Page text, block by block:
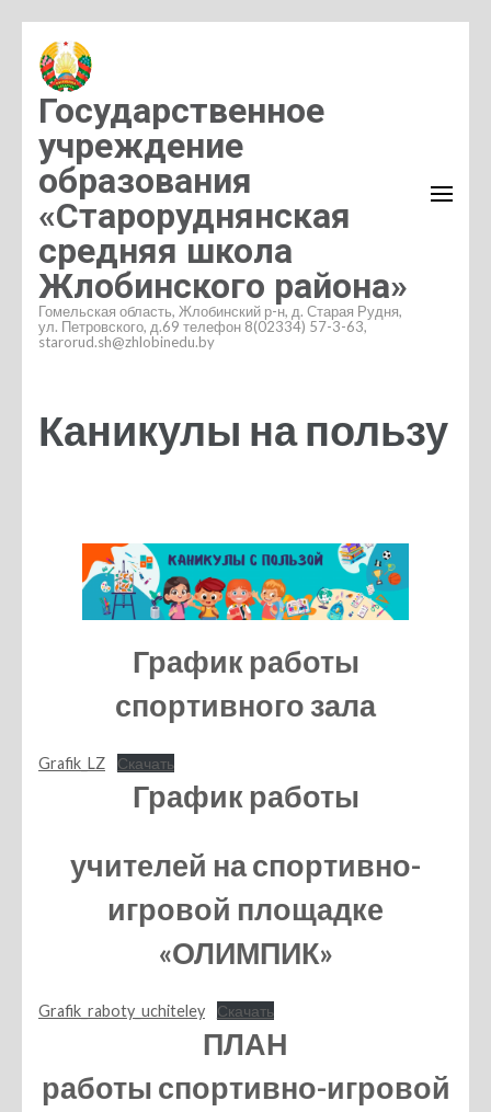
содержимому
(нажмите
Enter)
Государственное
учреждение
образования
«Староруднянская
средняя школа
Жлобинского района»
Гомельская область, Жлобинский р-н, д. Старая Рудня,
ул. Петровского, д.69 телефон 8(02334) 57-3-63,
starorud.sh@zhlobinedu.by
Каникулы на пользу
График работы
спортивного зала
Grafik_LZ Скачать
График работы
учителей на спортивно-
игровой площадке
«ОЛИМПИК»
Grafik_raboty_uchiteley Скачать
ПЛАН
работы спортивно-игровой